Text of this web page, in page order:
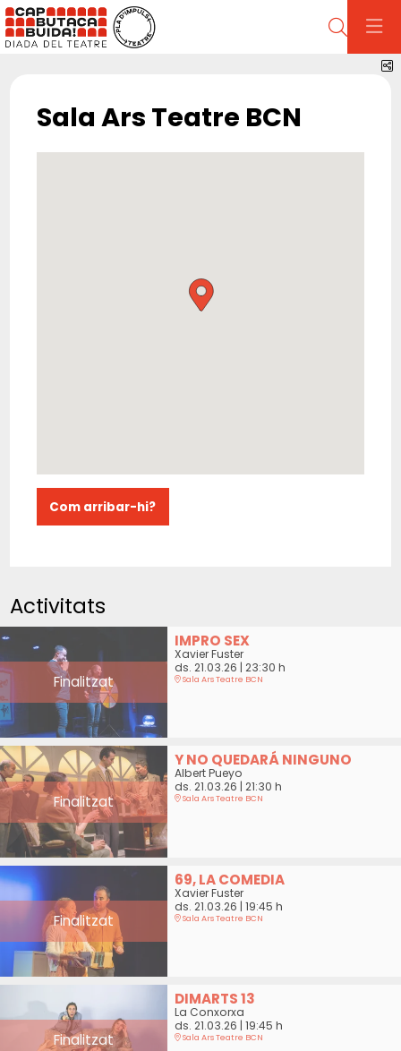
Cerca
Sala Ars Teatre BCN
Com arribar-hi?
Activitats
Finalitzat
IMPRO SEX
Xavier Fuster
ds. 21.03.26 | 23:30 h
Sala Ars Teatre BCN
Finalitzat
Y NO QUEDARÁ NINGUNO
Albert Pueyo
ds. 21.03.26 | 21:30 h
Sala Ars Teatre BCN
Finalitzat
69, LA COMEDIA
Xavier Fuster
ds. 21.03.26 | 19:45 h
Sala Ars Teatre BCN
Finalitzat
DIMARTS 13
La Conxorxa
ds. 21.03.26 | 19:45 h
Sala Ars Teatre BCN